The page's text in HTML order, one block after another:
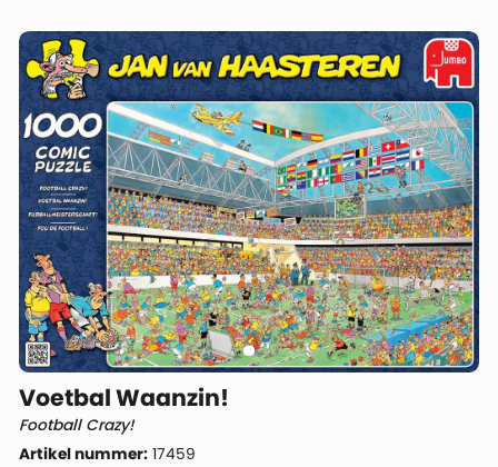
Voetbal Waanzin!
Football Crazy!
Artikel nummer: 17459